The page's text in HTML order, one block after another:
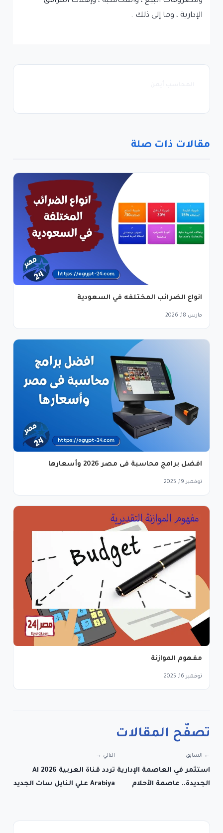
الإدارية ، وما إلى ذلك .
مقالات ذات صلة
انواع الضرائب المختلفه في السعودية
مارس 18, 2026
افضل برامج محاسبة فى مصر 2026 وأسعارها
نوفمبر 19, 2025
مفهوم الموازنة
نوفمبر 16, 2025
تصفّح المقالات
← السابق
استثمر في العاصمة الإدارية
الجديدة.. عاصمة الأحلام
التالي →
تردد قناة العربية 2026 Al
Arabiya علي النايل سات الجديد